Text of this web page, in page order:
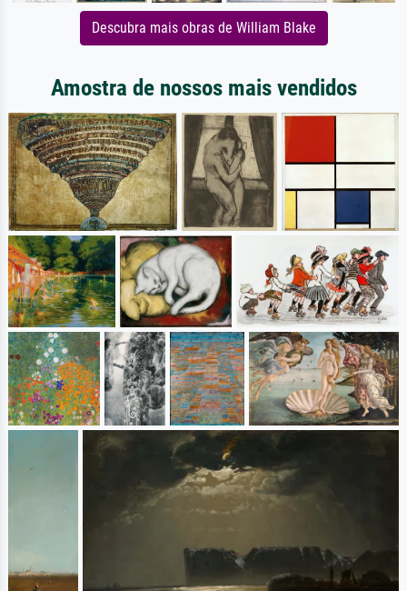
Descubra mais obras de William Blake
Amostra de nossos mais vendidos